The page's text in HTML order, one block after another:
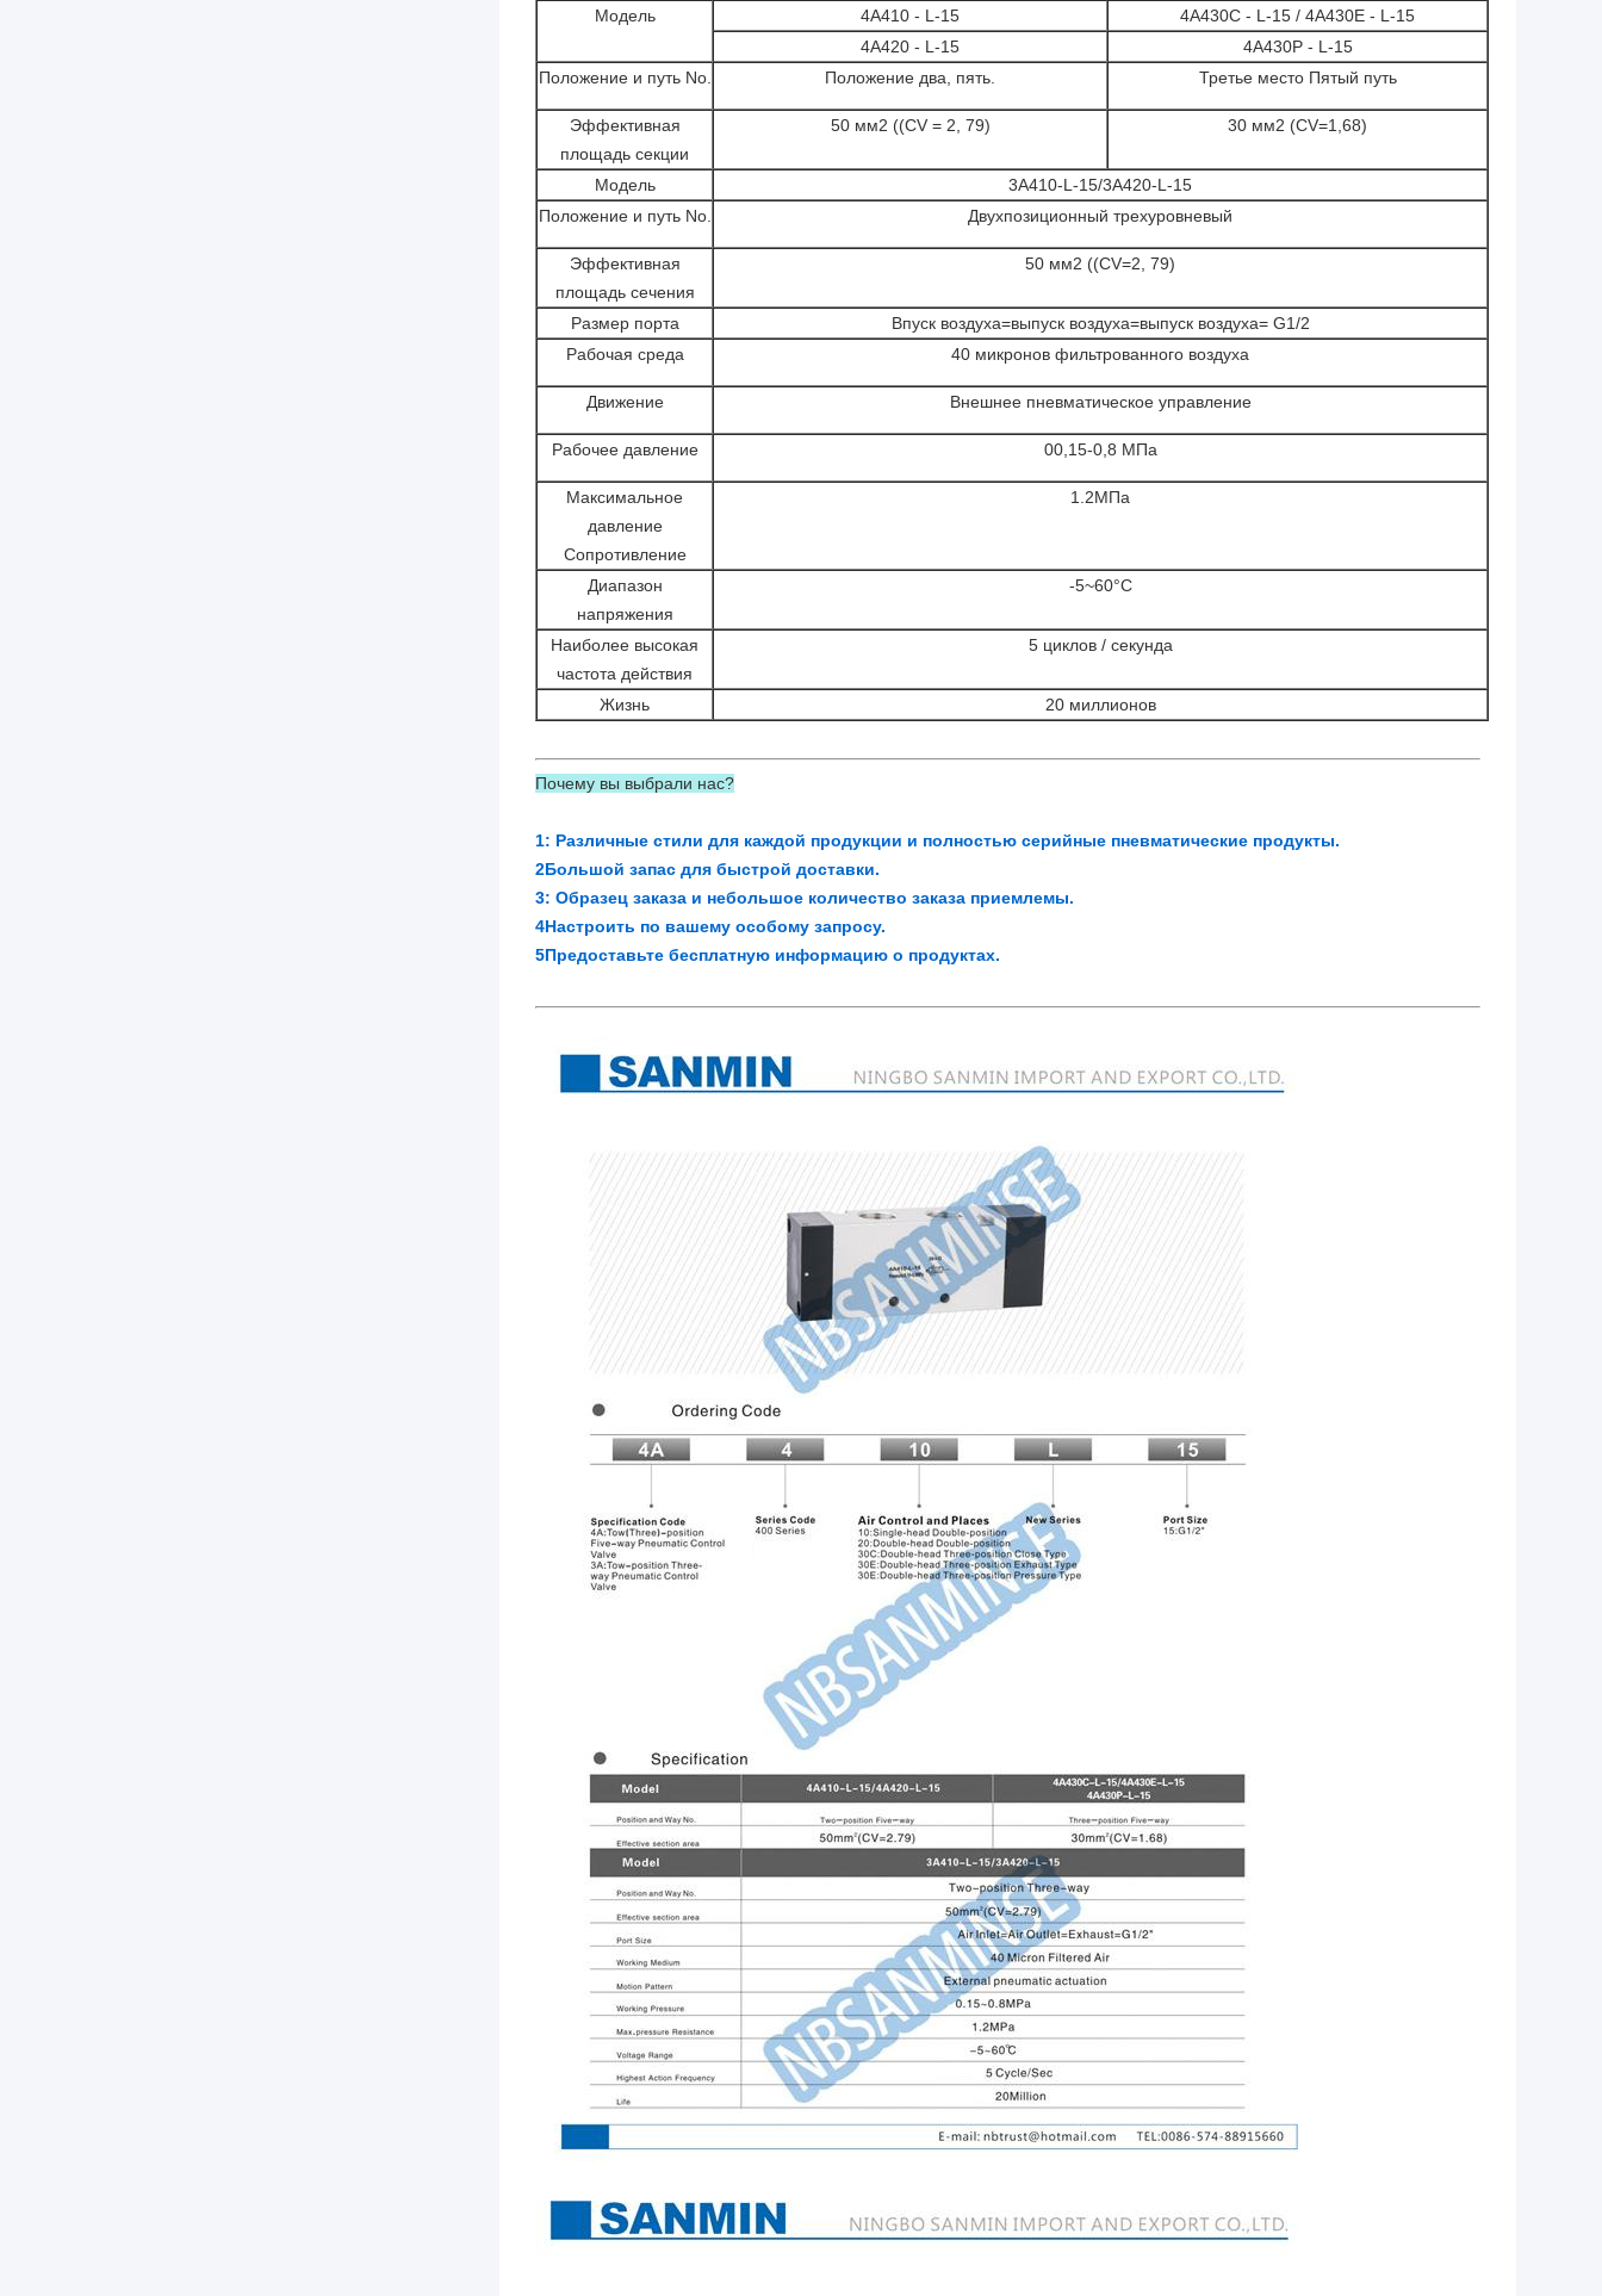
Модель
4А410 - L-15
4A430C - L-15 / 4A430E - L-15
4А420 - L-15
4A430P - L-15
Положение и путь No.
Положение два, пять. Третье место Пятый путь
Эффективная
площадь секции
50 мм2 ((CV = 2, 79) 30 мм2 (CV=1,68)
Модель
3A410-L-15/3A420-L-15
Положение и путь No.
Двухпозиционный трехуровневый
Эффективная
площадь сечения
50 мм2 ((CV=2, 79)
Размер порта
Впуск воздуха=выпуск воздуха=выпуск воздуха= G1/2
Рабочая среда
40 микронов фильтрованного воздуха
Движение Внешнее пневматическое управление
Рабочее давление 00,15-0,8 МПа
Максимальное
давление
Сопротивление
1.2МПа
Диапазон
напряжения
-5~60°C
Наиболее высокая
частота действия
5 циклов / секунда
Жизнь 20 миллионов
Почему вы выбрали нас?
1: Различные стили для каждой продукции и полностью серийные пневматические продукты.
2Большой запас для быстрой доставки.
3: Образец заказа и небольшое количество заказа приемлемы.
4Настроить по вашему особому запросу.
5Предоставьте бесплатную информацию о продуктах.